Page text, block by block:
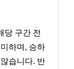
당 구간 전
하며, 승하
습니다. 반